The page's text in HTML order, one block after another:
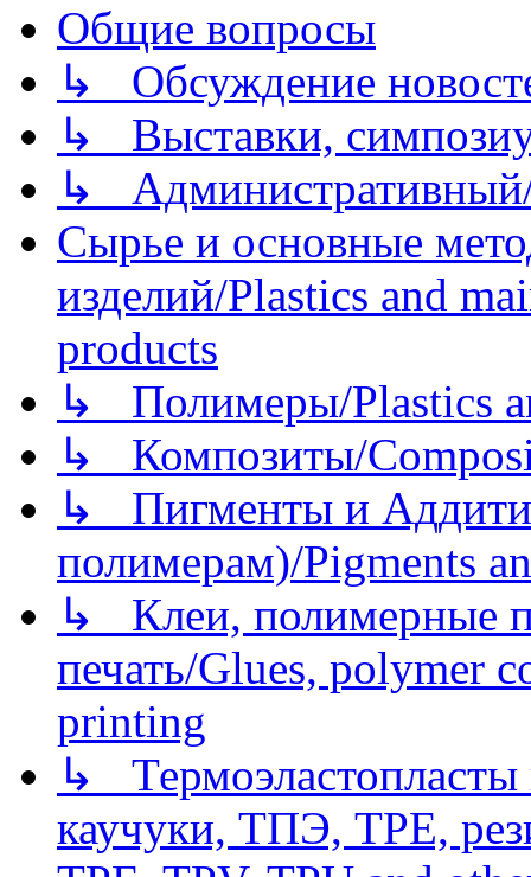
Общие вопросы
↳ Обсуждение
↳ Выставки,
↳
Сырье и основные
изделий/Plastics and
products
↳ Полимеры/Plastics
↳ Композиты/
↳ Пигменты и
полимерам)/Pigments
↳ Клеи, полимерные
печать/Glues, polymer
printing
↳
каучуки, ТПЭ, TPE,